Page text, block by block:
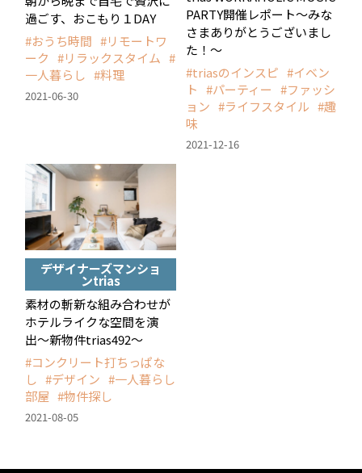
過ごす、おこもり１DAY
おうち時間
リモートワ
ーク
リラックスタイム
一人暮らし
料理
2021-06-30
PARTY開催レポート〜みな
さまありがとうございまし
た！〜
triasのインスピ
イベン
ト
パーティー
ファッシ
ョン
ライフスタイル
趣
味
2021-12-16
デザイナーズマンショ
ンtrias
素材の斬新な組み合わせが
ホテルライクな空間を演
出〜新物件trias492〜
コンクリート打ちっぱな
し
デザイン
一人暮らし
部屋
物件探し
2021-08-05
<